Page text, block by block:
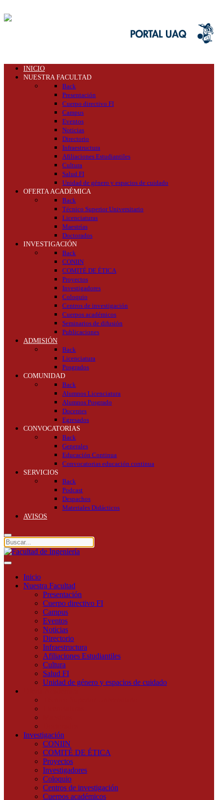
INICIO
NUESTRA FACULTAD
Back
Presentación
Cuerpo directivo FI
Campus
Eventos
Noticias
Directorio
Infraestructura
Afiliaciones Estudiantiles
Cultura
Salud FI
Unidad de género y espacios de cuidado
OFERTA ACADÉMICA
Back
Técnico Superior Universitario
Licenciaturas
Maestrías
Doctorados
INVESTIGACIÓN
Back
CONIIN
COMITÉ DE ÉTICA
Proyectos
Investigadores
Coloquio
Centros de investigación
Cuerpos académicos
Seminarios de difusión
Publicaciones
ADMISIÓN
Back
Licenciatura
Posgrados
COMUNIDAD
Back
Alumnos Licenciatura
Alumnos Posgrado
Docentes
Egresados
CONVOCATORIAS
Back
Generales
Educación Continua
Convocatorias educación continua
SERVICIOS
Back
Podcast
Despachos
Materiales Didácticos
AVISOS
Inicio
Nuestra Facultad
Presentación
Cuerpo directivo FI
Campus
Eventos
Noticias
Directorio
Infraestructura
Afiliaciones Estudiantiles
Cultura
Salud FI
Unidad de género y espacios de cuidado
Investigación
CONIIN
COMITÉ DE ÉTICA
Proyectos
Investigadores
Coloquio
Centros de investigación
Cuerpos académicos